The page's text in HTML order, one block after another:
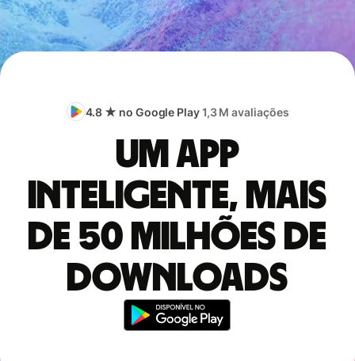
4.8 ★ no Google Play1,3 M avaliações
Um app
inteligente, mais
de 50 milhões de
downloads